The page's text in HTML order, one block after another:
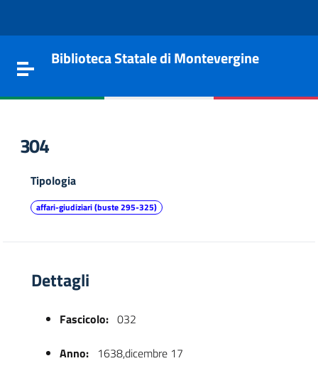
Toggle navigation
Biblioteca Statale di Montevergine
304
Tipologia
affari-giudiziari (buste 295-325)
Dettagli
Fascicolo: 032
Anno: 1638,dicembre 17